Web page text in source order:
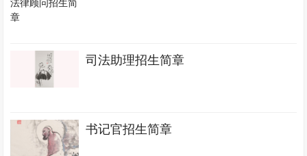
司法助理招生简章
书记官招生简章